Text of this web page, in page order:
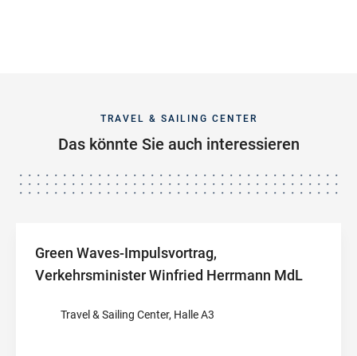
TRAVEL & SAILING CENTER
Das könnte Sie auch interessieren
Green Waves-Impulsvortrag,
Verkehrsminister Winfried Herrmann MdL
Travel & Sailing Center, Halle A3